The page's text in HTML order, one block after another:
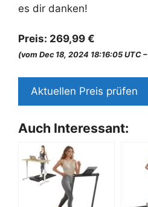
es dir danken!
Preis: 269,99 €
(vom Dec 18, 2024 18:16:05 UTC –
Aktuellen Preis prüfen
Auch Interessant: